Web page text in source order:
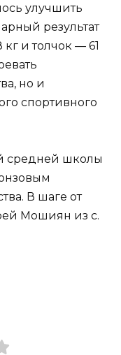
улучшить
результат
и толчок — 61
но и
спортивного
средней школы
В шаге от
Мошиян из с.